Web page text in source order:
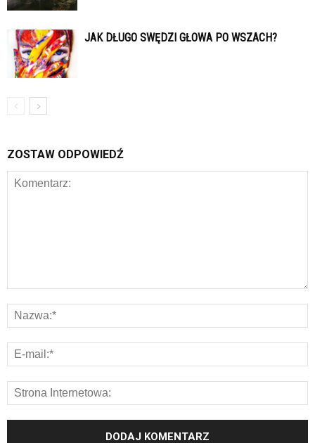
JAK DŁUGO SWĘDZI GŁOWA PO WSZACH?
ZOSTAW ODPOWIEDŹ